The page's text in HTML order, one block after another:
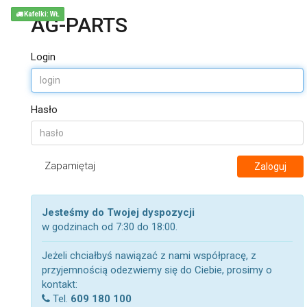
AG-PARTS
Login
Hasło
Zapamiętaj Zaloguj
Jesteśmy do Twojej dyspozycji
w godzinach od 7:30 do 18:00.
Jeżeli chciałbyś nawiązać z nami współpracę, z
przyjemnością odezwiemy się do Ciebie, prosimy o
kontakt:
Tel. 609 180 100
Kafelki: WŁ